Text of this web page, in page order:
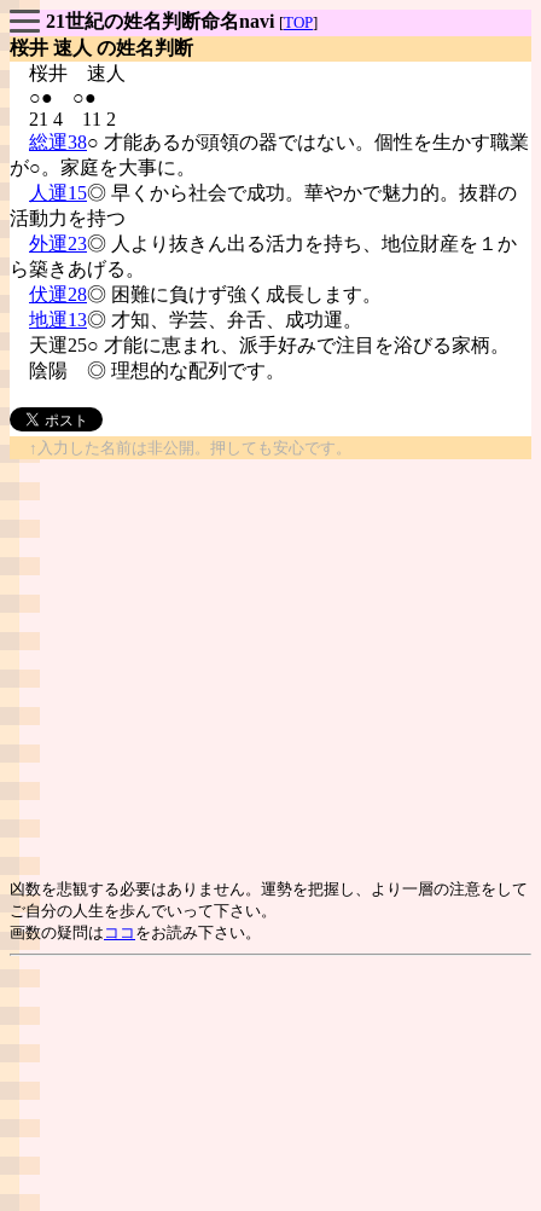
21世紀の姓名判断命名navi [TOP]
桜井 速人 の姓名判断
桜井 速人
○● ○●
21 4 11 2
総運38○ 才能あるが頭領の器ではない。個性を生かす職業
が○。家庭を大事に。
人運15◎ 早くから社会で成功。華やかで魅力的。抜群の
活動力を持つ
外運23◎ 人より抜きん出る活力を持ち、地位財産を１か
ら築きあげる。
伏運28◎ 困難に負けず強く成長します。
地運13◎ 才知、学芸、弁舌、成功運。
天運25○ 才能に恵まれ、派手好みで注目を浴びる家柄。
陰陽 ◎ 理想的な配列です。
↑入力した名前は非公開。押しても安心です。
凶数を悲観する必要はありません。運勢を把握し、より一層の注意をして
ご自分の人生を歩んでいって下さい。
画数の疑問は ココ をお読み下さい。